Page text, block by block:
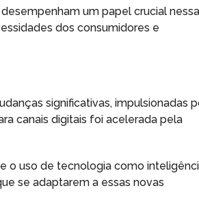
um papel crucial nessa
dos consumidores e
significativas, impulsionadas
canais digitais foi acelerada pela
o uso de tecnologia como
se adaptarem a essas novas